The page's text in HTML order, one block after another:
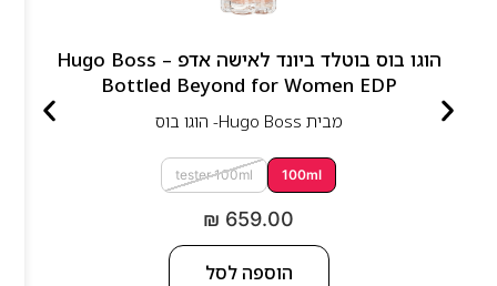
הוגו בוס בוטלד ביונד לאישה אדפ – Hugo Boss
Bottled Beyond for Women EDP
מבית Hugo Boss- הוגו בוס
100ml
tester 100ml
₪ 659.00
הוספה לסל